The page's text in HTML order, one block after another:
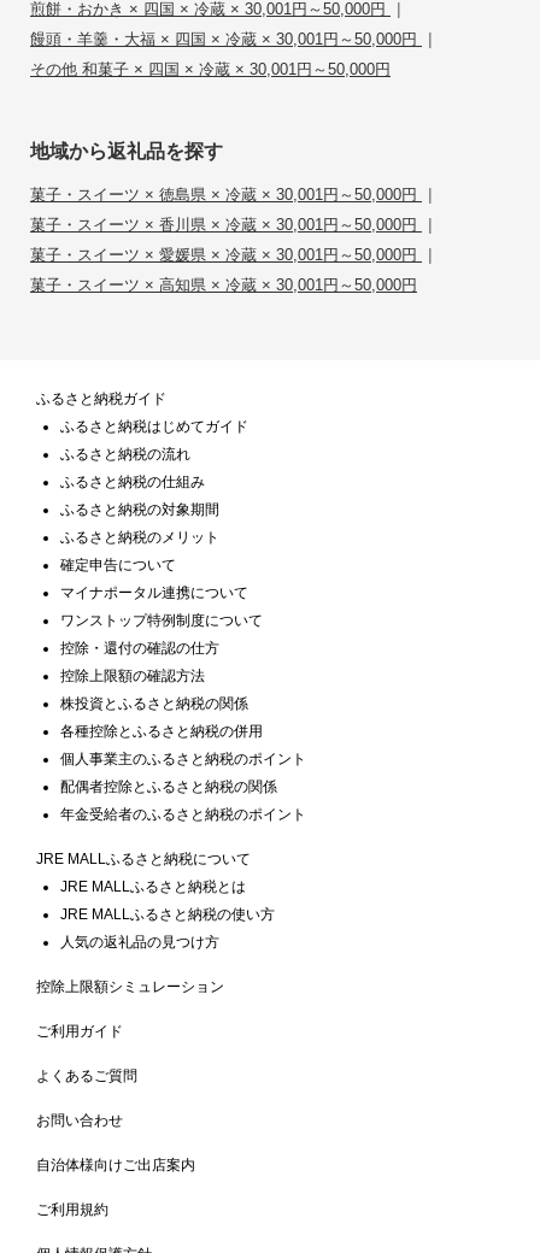
煎餅・おかき × 四国 × 冷蔵 × 30,001円～50,000円 |
饅頭・羊羹・大福 × 四国 × 冷蔵 × 30,001円～50,000円 |
その他 和菓子 × 四国 × 冷蔵 × 30,001円～50,000円
地域から返礼品を探す
菓子・スイーツ × 徳島県 × 冷蔵 × 30,001円～50,000円 |
菓子・スイーツ × 香川県 × 冷蔵 × 30,001円～50,000円 |
菓子・スイーツ × 愛媛県 × 冷蔵 × 30,001円～50,000円 |
菓子・スイーツ × 高知県 × 冷蔵 × 30,001円～50,000円
ふるさと納税ガイド
ふるさと納税はじめてガイド
ふるさと納税の流れ
ふるさと納税の仕組み
ふるさと納税の対象期間
ふるさと納税のメリット
確定申告について
マイナポータル連携について
ワンストップ特例制度について
控除・還付の確認の仕方
控除上限額の確認方法
株投資とふるさと納税の関係
各種控除とふるさと納税の併用
個人事業主のふるさと納税のポイント
配偶者控除とふるさと納税の関係
年金受給者のふるさと納税のポイント
JRE MALLふるさと納税について
JRE MALLふるさと納税とは
JRE MALLふるさと納税の使い方
人気の返礼品の見つけ方
控除上限額シミュレーション
ご利用ガイド
よくあるご質問
お問い合わせ
自治体様向けご出店案内
ご利用規約